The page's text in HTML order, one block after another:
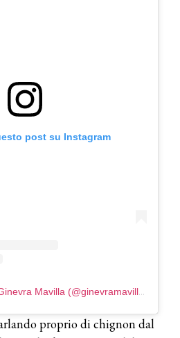
post su Instagram
Un post condiviso da Ginevra Mavilla (@ginevramavilla)
proprio di chignon dal